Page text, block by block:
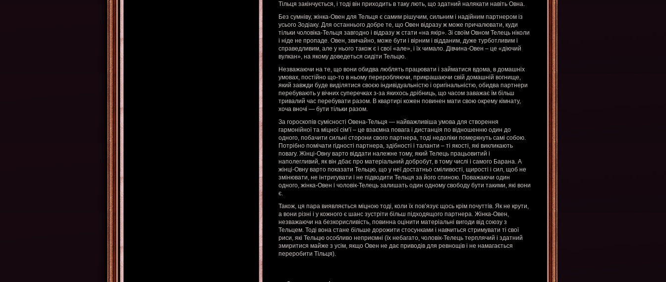
Тільця закінчується, і тоді він приходить в таку лють, що здатний налякати навіть Овна.
Без сумніву, жінка-Овен для Тельця є самим рішучим, сильним і надійним партнером із
усього Зодіаку. Для останнього добре те, що Овен відразу ж може причалювати, куди
тільки чоловіка-Тельця завгодно і відразу ж стати «на якір». Зі своїм Овном Телець ніколи
і ніде не пропаде. Овен, звичайно, може бути і вірним і відданим, дуже турботливим і
справедливим, але у нього також є і свої «але», і їх чимало. Дівчина-Овен – це «діючий
вулкан», на якому доведеться сидіти Тельцю.
Незважаючи на те, що вони обидва люблять працювати і займатися вдома, в домашніх
умовах, постійно що-то в ньому переробляючи, прикрашаючи свій домашній вогнище,
який завжди буде виділятися своєю індивідуальністю і оригінальністю, обидва партнери
перебувають у вічних суперечках з-за якихось дрібниць, що часом заважає їм більш
тривалий час перебувати разом. В квартирі кожен повинен мати свою окрему кімнату,
хоча вночі — бути тільки разом.
За гороскопів сумісності Овена-Тельця — найважливіша умова для створення
гармонійної та міцної сім’ї – це взаємна повага і дистанція по відношенню один до
одного, побачити сильні сторони свого партнера, тоді недоліки померкнуть самі собою.
Потрібно помічати гідності партнера, здібності і таланти – ті якості, які викликають
повагу. Жінці-Овну варто віддати належне тому, який Телець працьовитий і
наполегливий, як він дбає про матеріальний добробут, в тому числі і самого Барана. А
жінці-Овну варто показати Тельцю, що у неї достатньо сміливості, щирості і сил, щоб не
змінювати, не інтригувати і не підводити Тельця за його спиною. Поважаючи один
одного, жінка-Овен і чоловік-Телець залишать один одному свободу бути такими, які вони
є.
Також, ця пара виявляється міцною тоді, коли їх пов’язує щось крім почуттів. Як не крути,
а вони різні і у кожного є шанс зустріти більш підходящого партнера. Жінка-Овен,
незважаючи на безкорисливість, повинна оцінити матеріальні вигоди від союзу з
Тельцем. Тоді вона стане більше дорожити стосунками і навчиться стримувати ті свої
риси, які Тельцю особливо неприємні (їх небагато, чоловік-Телець терплячий і здатний
змиритися майже з усім, якщо Овен не дає приводів для ревнощів і не намагається
переробити Тільця).